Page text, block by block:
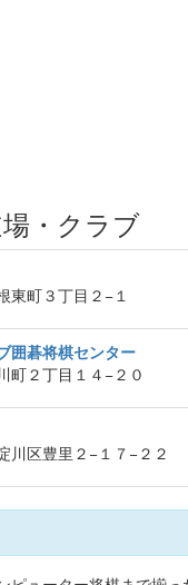
・クラブ
東町３丁目２−１
囲碁将棋センター
町２丁目１４−２０
川区豊里２−１７−２２